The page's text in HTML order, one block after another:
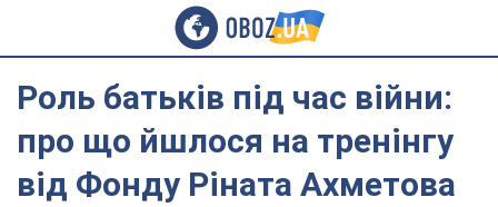
Роль батьків під час війни:
про що йшлося на тренінгу
від Фонду Ріната Ахметова